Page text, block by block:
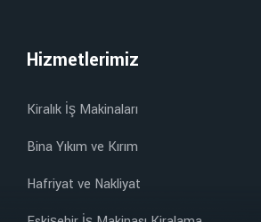
Hizmetlerimiz
Kiralık İş Makinaları
Bina Yıkım ve Kırım
Hafriyat ve Nakliyat